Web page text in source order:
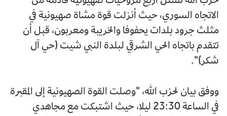
الاتجاه السوري، حيث أنزلت قوة مشاة صهيونية في
مثلث جرود بلدات يحفوفا والخريبة ومعربون، قبل أن
تتقدم باتجاه الحي الشرقي لبلدة النبي شيت (حي آل
شكر)".
ووفق بيان لحزب الله، "وصلت القوة الصهيونية إلى المقبرة
في الساعة 23:30 ليلا، حيث اشتبكت مع مجاهدي